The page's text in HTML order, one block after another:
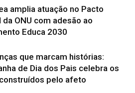
amplia atuação no Pacto
da ONU com adesão ao
Educa 2030
que marcam histórias:
de Dia dos Pais celebra os
pelo afeto